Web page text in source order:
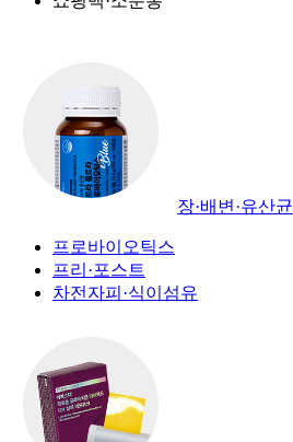
장·배변·유산균
프로바이오틱스
프리·포스트
차전자피·식이섬유